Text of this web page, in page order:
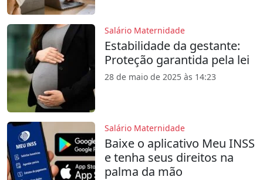
Salário Maternidade
Estabilidade da gestante:
Proteção garantida pela lei
28 de maio de 2025 às 14:23
Salário Maternidade
Baixe o aplicativo Meu INSS
e tenha seus direitos na
palma da mão